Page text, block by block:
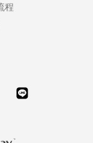
程
Whatsapp